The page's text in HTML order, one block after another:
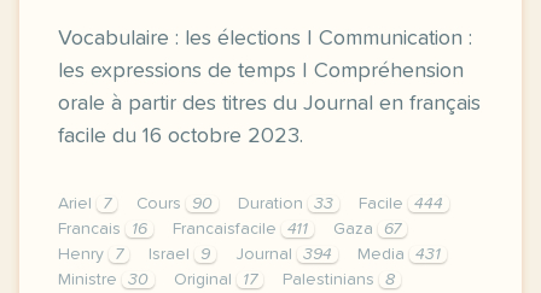
Vocabulaire : les élections | Communication :
les expressions de temps | Compréhension
orale à partir des titres du Journal en français
facile du 16 octobre 2023.
Ariel 7 Cours 90 Duration 33 Facile
444
Francais
16 Francaisfacile 411 Gaza
67
Henry
7 Israel 9 Journal 394 Media
431
Ministre
30 Original 17 Palestinians
8